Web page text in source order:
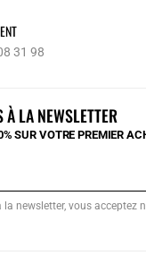
31 98
LA NEWSLETTER
SUR VOTRE PREMIER
newsletter, vous acceptez